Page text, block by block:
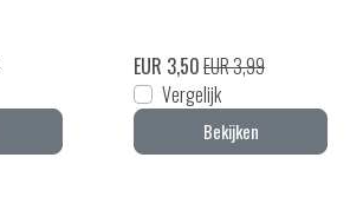
EUR 3,50EUR 3,99
Vergelijk
Bekijken